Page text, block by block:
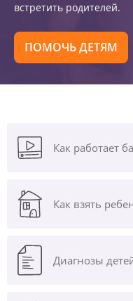
встретить родителей.
ПОМОЧЬ ДЕТЯМ
Как работает
Как взять
Диагнозы